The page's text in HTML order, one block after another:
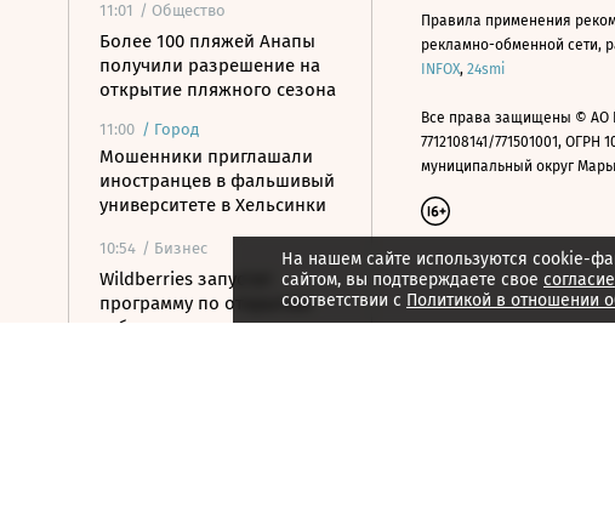
11:01 / Общество
Более 100 пляжей Анапы
получили разрешение на
открытие пляжного сезона
11:00 / Город
Мошенники приглашали
иностранцев в фальшивый
университете в Хельсинки
10:54 / Бизнес
Wildberries запустит
программу по открытию
хабов для хранения
На нашем сайте используются cookie-
сайтом, вы подтверждаете свое согласие
соответствии с Политикой в отношении
Правила применения
рекламно-обменной сети,
INFOX, 24smi
Все права защищены © АО
7712108141/771501001, ОГРН
муниципальный округ